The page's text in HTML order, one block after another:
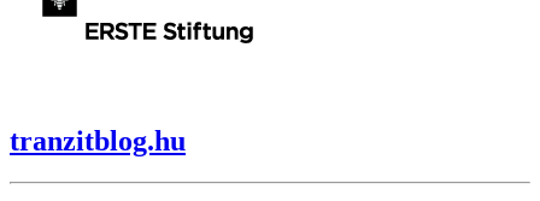
tranzitblog.hu